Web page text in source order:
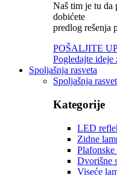
Naš tim je tu da
dobićete
predlog rešenja
POŠALJITE
Pogledajte ideje
Spoljašnja rasveta
Spoljašnja
Kategorije
LED
Zidne
Plafonske
Dvorišne
Viseće